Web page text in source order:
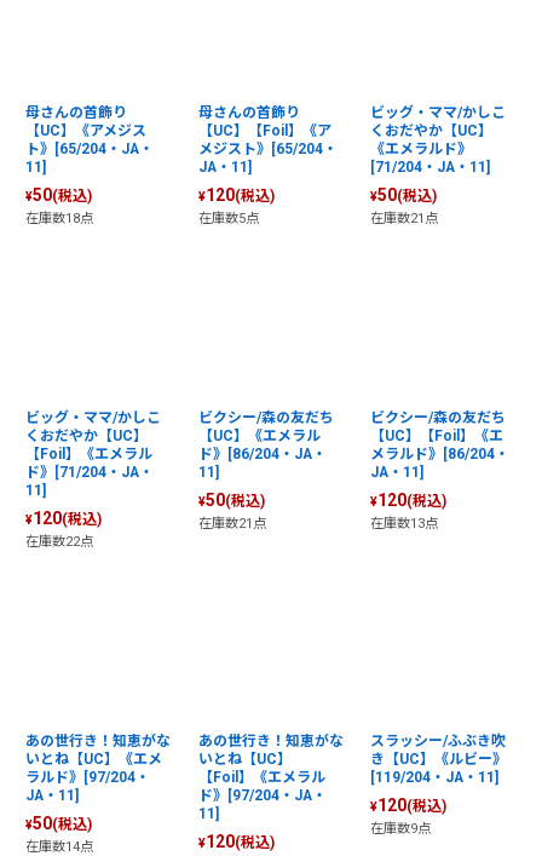
母さんの首飾り
【UC】《アメジス
ト》[65/204・JA・
11]
¥50(税込)
在庫数18点
母さんの首飾り
【UC】【Foil】《ア
メジスト》[65/204・
JA・11]
¥120(税込)
在庫数5点
ビッグ・ママ/かしこ
くおだやか【UC】
《エメラルド》
[71/204・JA・11]
¥50(税込)
在庫数21点
ビッグ・ママ/かしこ
くおだやか【UC】
【Foil】《エメラル
ド》[71/204・JA・
11]
¥120(税込)
在庫数22点
ビクシー/森の友だち
【UC】《エメラル
ド》[86/204・JA・
11]
¥50(税込)
在庫数21点
ビクシー/森の友だち
【UC】【Foil】《エ
メラルド》[86/204・
JA・11]
¥120(税込)
在庫数13点
あの世行き！知恵がな
いとね【UC】《エメ
ラルド》[97/204・
JA・11]
¥50(税込)
在庫数14点
あの世行き！知恵がな
いとね【UC】
【Foil】《エメラル
ド》[97/204・JA・
11]
¥120(税込)
スラッシー/ふぶき吹
き【UC】《ルビー》
[119/204・JA・11]
¥120(税込)
在庫数9点